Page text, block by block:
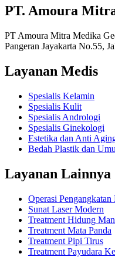
PT. Amoura
PT Amoura Mitra Medika
Pangeran Jayakarta No.55,
Layanan Medis
Spesialis Kelamin
Spesialis Kulit
Spesialis Andrologi
Spesialis Ginekologi
Estetika dan Anti
Bedah Plastik dan
Layanan Lainnya
Operasi Pengangkatan
Sunat Laser Modern
Treatment Hidung
Treatment Mata Panda
Treatment Pipi Tirus
Treatment Payudara